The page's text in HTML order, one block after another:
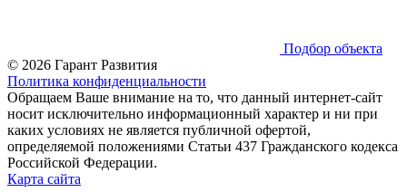
Подбор объекта
© 2026 Гарант Развития
Политика конфиденциальности
Обращаем Ваше внимание на то, что данный интернет-сайт
носит исключительно информационный характер и ни при
каких условиях не является публичной офертой,
определяемой положениями Статьи 437 Гражданского кодекса
Российской Федерации.
Карта сайта